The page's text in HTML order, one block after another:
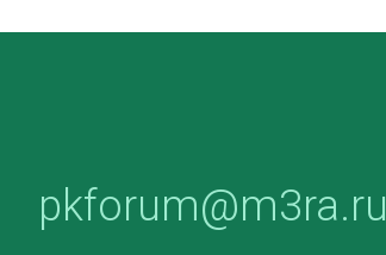
pkforum@m3ra.ru